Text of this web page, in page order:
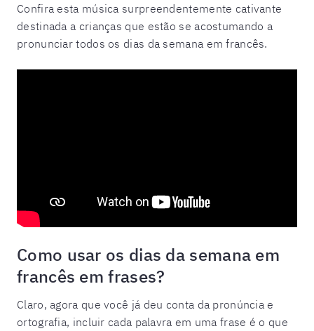
Confira esta música surpreendentemente cativante
destinada a crianças que estão se acostumando a
pronunciar todos os dias da semana em francês.
Como usar os dias da semana em
francês em frases?
Claro, agora que você já deu conta da pronúncia e
ortografia, incluir cada palavra em uma frase é o que